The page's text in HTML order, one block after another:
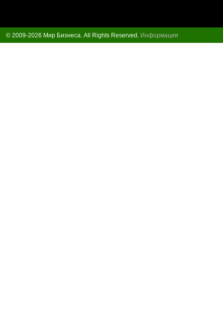
© 2009-2026 Мир Бизнеса. All Rights Reserved. Информация